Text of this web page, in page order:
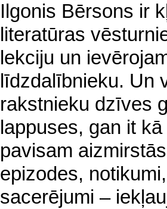
Ilgonis Bērsons ir
literatūras
lekciju un
līdzdalībnieku. Un
rakstnieku dzīves
lappuses, gan it
pavisam
epizodes,
sacerējumi –